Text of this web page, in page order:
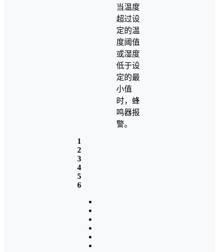
当温度
超过设
定的温
度阈值
或湿度
低于设
定的最
小值
时，蜂
鸣器报
警。
1
2
3
4
5
6